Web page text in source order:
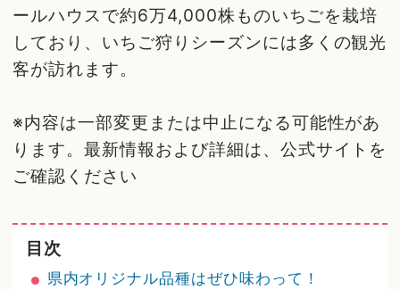
ールハウスで約6万4,000株ものいちごを栽培
しており、いちご狩りシーズンには多くの観光
客が訪れます。
※内容は一部変更または中止になる可能性があ
ります。最新情報および詳細は、公式サイトを
ご確認ください
目次
県内オリジナル品種はぜひ味わって！